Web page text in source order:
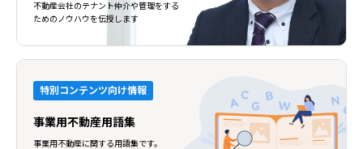
不動産会社のテナント仲介や管理をする
ためのノウハウを伝授します
特別コンテンツ向け情報
事業用不動産用語集
事業用不動産に関する用語集です。